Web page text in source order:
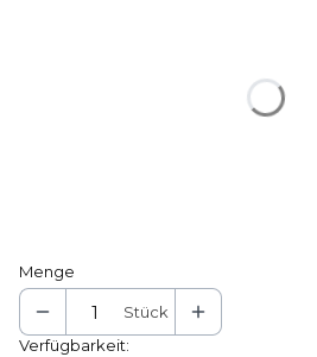
Menge
Stück
Verfügbarkeit: